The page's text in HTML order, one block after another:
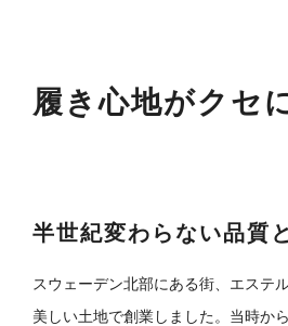
履き心地がクセ
半世紀変わらない品質
スウェーデン北部にある街、エステ
美しい土地で創業しました。当時か